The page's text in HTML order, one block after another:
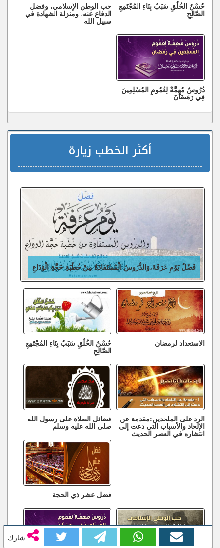
شارك
حُسْنُ الخُلُقِ سَبَبُ بِنَاءِ المُجْتَمِعِ
الصَّالِحِ
حب الوطن الإسلامي، وفضل
الدفاع عنه، ومنزلة الشهادة في
سبيل الله
دُرُوسٌ مُهِمَّةٌ لِعُمُومِ المُسْلِمِينَ
فِي رَمَضَانَ
أكثر الخطب زيارة
فَضْلُ يَوْمِ عَرَفَةَ،وَالدُّرُوسُ الْمُسْتَفَادَةُ مِنْ خُطْبَةِ حَجَّةِ الْوَدَاعِ
الاستعداد لرمضان حُسْنُ الخُلُقِ سَبَبُ بِنَاءِ المُجْتَمِعِ
الصَّالِحِ
الرد على الملحدين:مقدمة عن
الإلحاد والأسباب التي دعت إلى
انتشاره في العصر الحديث
فضائل الصلاة على رسول الله
صلى الله عليه وسلم
فضل عشر ذي الحجة